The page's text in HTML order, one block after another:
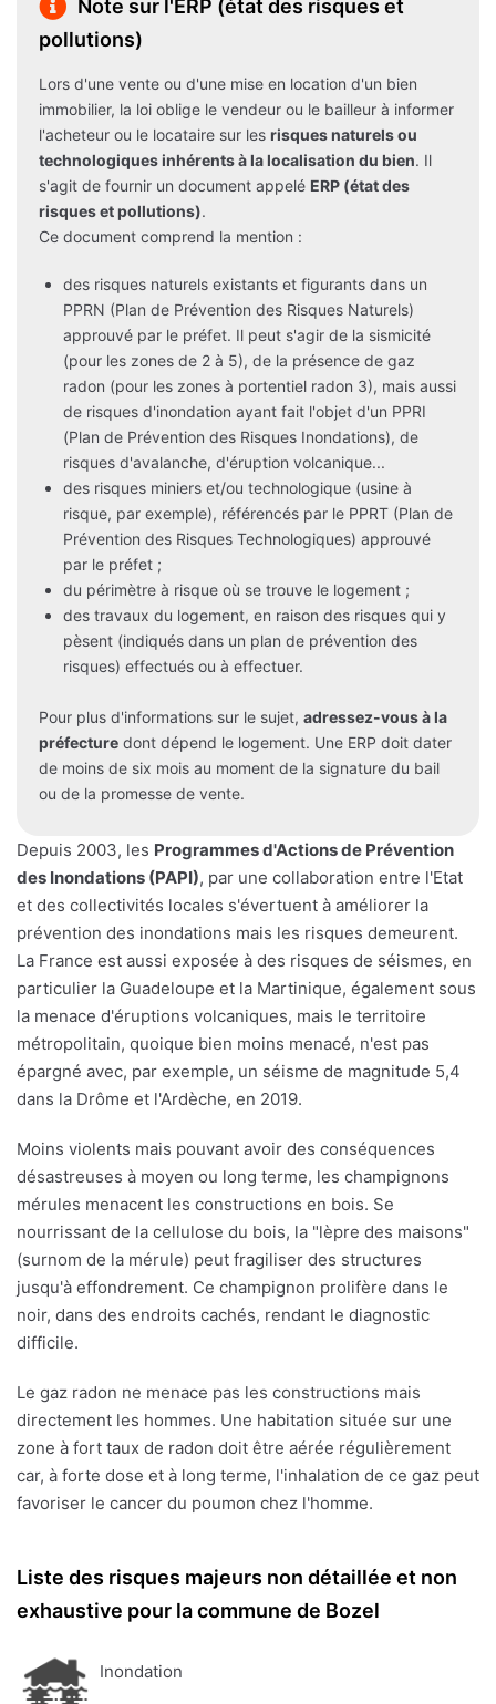
Note sur l'ERP (état des risques et
pollutions)
Lors d'une vente ou d'une mise en location d'un bien
immobilier, la loi oblige le vendeur ou le bailleur à informer
l'acheteur ou le locataire sur les risques naturels ou
technologiques inhérents à la localisation du bien. Il
s'agit de fournir un document appelé ERP (état des
risques et pollutions).
Ce document comprend la mention :
des risques naturels existants et figurants dans un
PPRN (Plan de Prévention des Risques Naturels)
approuvé par le préfet. Il peut s'agir de la sismicité
(pour les zones de 2 à 5), de la présence de gaz
radon (pour les zones à portentiel radon 3), mais aussi
de risques d'inondation ayant fait l'objet d'un PPRI
(Plan de Prévention des Risques Inondations), de
risques d'avalanche, d'éruption volcanique...
des risques miniers et/ou technologique (usine à
risque, par exemple), référencés par le PPRT (Plan de
Prévention des Risques Technologiques) approuvé
par le préfet ;
du périmètre à risque où se trouve le logement ;
des travaux du logement, en raison des risques qui y
pèsent (indiqués dans un plan de prévention des
risques) effectués ou à effectuer.
Pour plus d'informations sur le sujet, adressez-vous à la
préfecture dont dépend le logement. Une ERP doit dater
de moins de six mois au moment de la signature du bail
ou de la promesse de vente.
Depuis 2003, les Programmes d'Actions de Prévention
des Inondations (PAPI), par une collaboration entre l'Etat
et des collectivités locales s'évertuent à améliorer la
prévention des inondations mais les risques demeurent.
La France est aussi exposée à des risques de séismes, en
particulier la Guadeloupe et la Martinique, également sous
la menace d'éruptions volcaniques, mais le territoire
métropolitain, quoique bien moins menacé, n'est pas
épargné avec, par exemple, un séisme de magnitude 5,4
dans la Drôme et l'Ardèche, en 2019.
Moins violents mais pouvant avoir des conséquences
désastreuses à moyen ou long terme, les champignons
mérules menacent les constructions en bois. Se
nourrissant de la cellulose du bois, la "lèpre des maisons"
(surnom de la mérule) peut fragiliser des structures
jusqu'à effondrement. Ce champignon prolifère dans le
noir, dans des endroits cachés, rendant le diagnostic
difficile.
Le gaz radon ne menace pas les constructions mais
directement les hommes. Une habitation située sur une
zone à fort taux de radon doit être aérée régulièrement
car, à forte dose et à long terme, l'inhalation de ce gaz peut
favoriser le cancer du poumon chez l'homme.
Liste des risques majeurs non détaillée et non
exhaustive pour la commune de Bozel
Inondation